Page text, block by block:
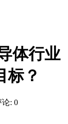
体行业
标？
论: 0